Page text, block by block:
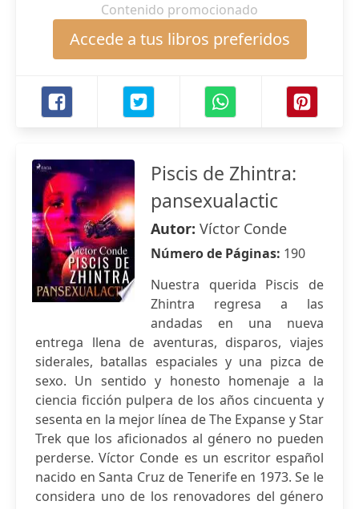
Contenido promocionado
Accede a tus libros preferidos
Piscis de Zhintra:
pansexualactic
Autor: Víctor Conde
Número de Páginas: 190
Nuestra querida Piscis de
Zhintra regresa a las
andadas en una nueva
entrega llena de aventuras, disparos, viajes
siderales, batallas espaciales y una pizca de
sexo. Un sentido y honesto homenaje a la
ciencia ficción pulpera de los años cincuenta y
sesenta en la mejor línea de The Expanse y Star
Trek que los aficionados al género no pueden
perderse. Víctor Conde es un escritor español
nacido en Santa Cruz de Tenerife en 1973. Se le
considera uno de los renovadores del género